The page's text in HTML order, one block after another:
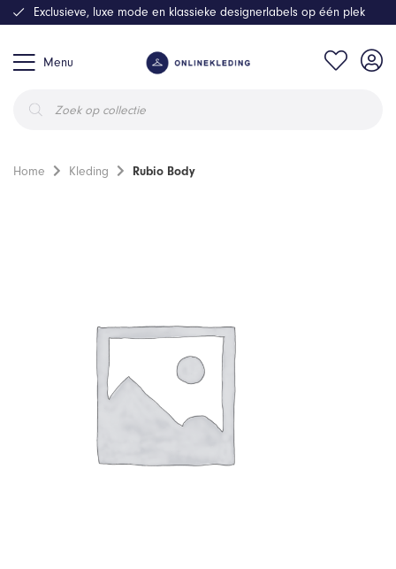
Menu
zoeken
Exclusieve, luxe mode en klassieke designerlabels op één plek
Home Kleding Rubio Body